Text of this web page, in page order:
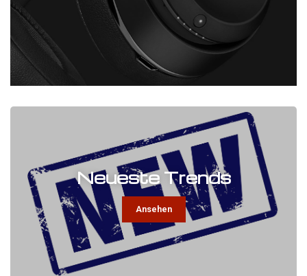
Neueste Trends
Ansehen